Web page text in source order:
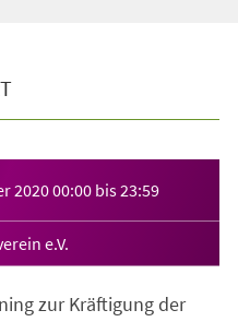
202000:00 bis23:59
e.V.
zur Kräftigung der